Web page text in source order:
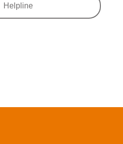
Helpline